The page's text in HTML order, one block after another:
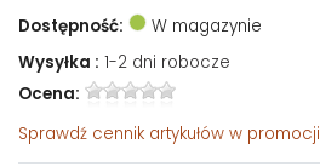
Dostępność:
W magazynie
Wysyłka : 1-2 dni robocze
Ocena:
Sprawdź cennik artykułów w promocji